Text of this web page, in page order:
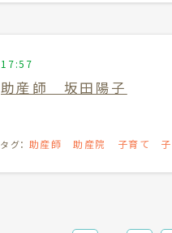
17:57
助産師 坂田陽子
タグ： 助産師 助産院 子育て